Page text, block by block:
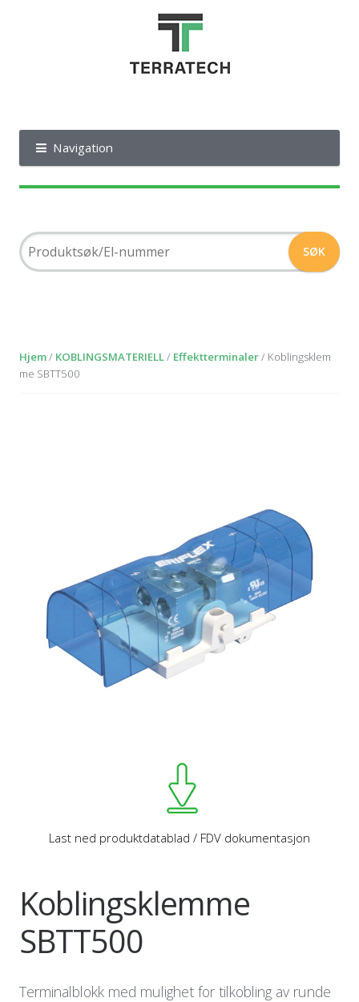
Navigation
Hjem/ KOBLINGSMATERIELL/ Effektterminaler/ Koblingsklem
me SBTT500
Last ned produktdatablad / FDV dokumentasjon
Koblingsklemme
SBTT500
Terminalblokk med mulighet for tilkobling av runde